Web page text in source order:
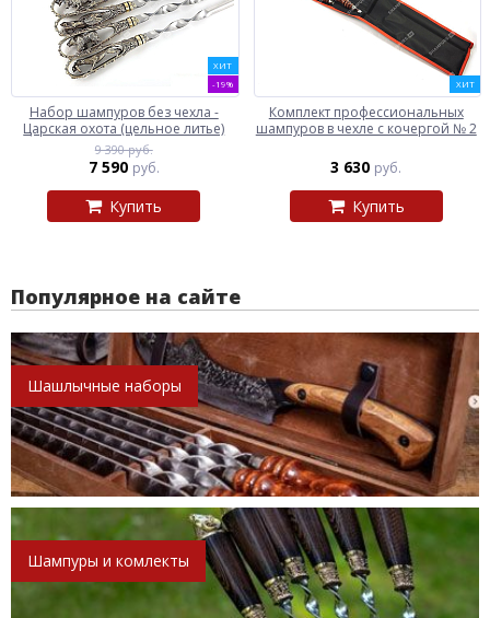
ХИТ
-19%
Набор шампуров без чехла -
Царская охота (цельное литье)
9 390 руб.
7 590 руб.
Купить
ХИТ
Комплект профессиональных
шампуров в чехле с кочергой № 2
3 630 руб.
Купить
Популярное на сайте
Шашлычные наборы
Шампуры и комлекты